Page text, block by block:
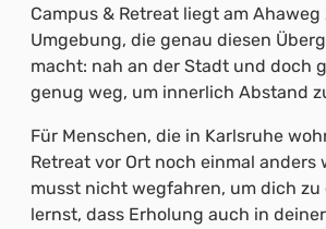
Campus & Retreat liegt am Ahaweg
Umgebung, die genau diesen
macht: nah an der Stadt und doch
genug weg, um innerlich Abstand
Für Menschen, die in Karlsruhe
Retreat vor Ort noch einmal anders
musst nicht wegfahren, um dich zu
lernst, dass Erholung auch in